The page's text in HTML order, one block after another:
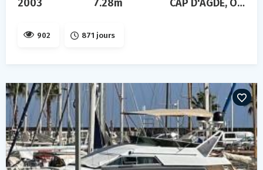
2003 7.28m CAP D'AGDE, Occitanie, FRANCE
902 871 jours